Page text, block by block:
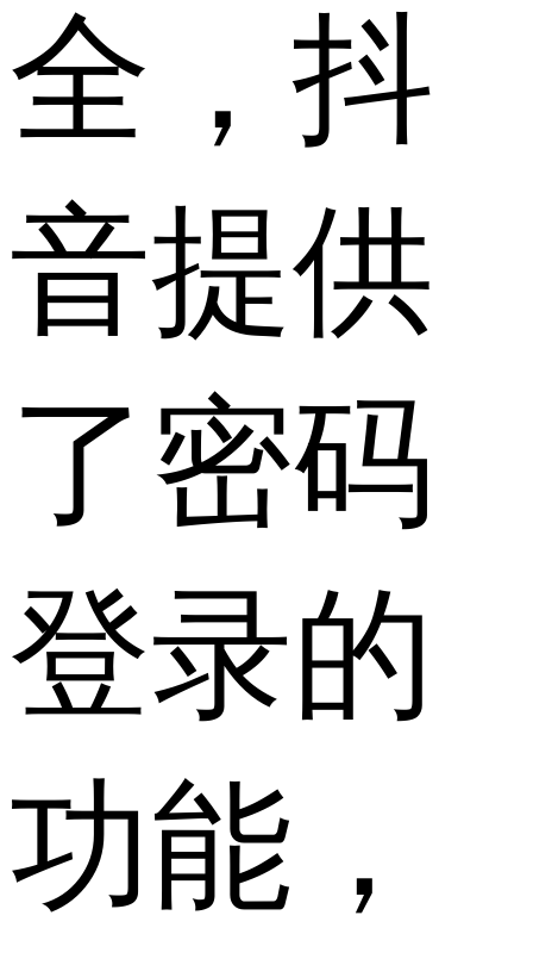
全，抖
音提供
了密码
登录的
功能，